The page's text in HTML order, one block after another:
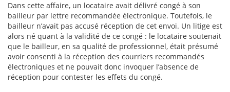
Dans cette affaire, un locataire avait délivré congé à son
bailleur par lettre recommandée électronique. Toutefois, le
bailleur n’avait pas accusé réception de cet envoi. Un litige est
alors né quant à la validité de ce congé : le locataire soutenait
que le bailleur, en sa qualité de professionnel, était présumé
avoir consenti à la réception des courriers recommandés
électroniques et ne pouvait donc invoquer l’absence de
réception pour contester les effets du congé.